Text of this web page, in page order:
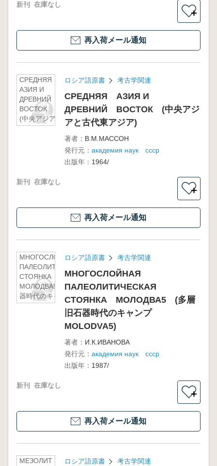
新刊 在庫なし
＋
再入荷メール通知
СРЕДНЯЯ
АЗИЯ И
ДРЕВНИЙ
ВОСТОК
(中央アジア
と古代東ア
ロシア語原書 考古学関連
СРЕДНЯЯ АЗИЯ И
ДРЕВНИЙ ВОСТОК (中央アジ
アと古代東アジア)
著者： В.М.МАССОН
発行元： академия наук ссср
出版年： 1964/
新刊 在庫なし
＋
再入荷メール通知
МНОГОСЛОЙНАЯ
ПАЛЕОЛИТИЧЕСКАЯ
СТОЯНКА
МОЛОДВА5 (多層旧石
器時代のキャンプ
MOLODVA5)
ロシア語原書 考古学関連
МНОГОСЛОЙНАЯ
ПАЛЕОЛИТИЧЕСКАЯ
СТОЯНКА МОЛОДВА5 (多層
旧石器時代のキャンプ
MOLODVA5)
著者： И.К.ИВАНОВА
発行元： академия наук ссср
出版年： 1987/
新刊 在庫なし
＋
再入荷メール通知
МЕЗОЛИТ
ロシア語原書 考古学関連